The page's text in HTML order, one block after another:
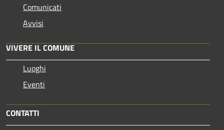
Comunicati
Avvisi
VIVERE IL COMUNE
Luoghi
Eventi
CONTATTI